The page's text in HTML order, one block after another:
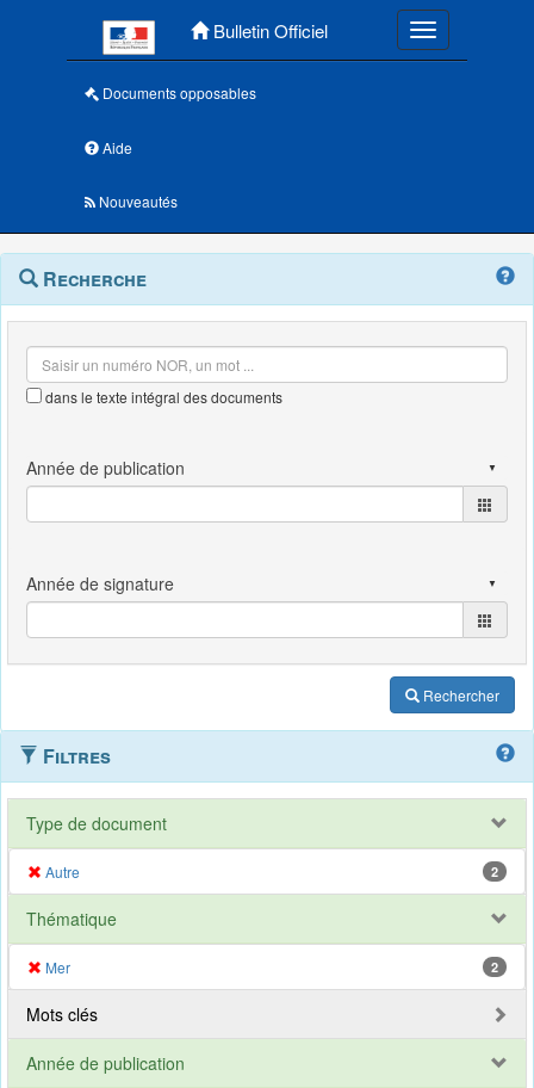
Bulletin Officiel Toggle
Documents opposables
Aide
Nouveautés
Navigation
outils
Menu
contextuel
Recherche
dans le texte intégral des documents
Rechercher
Filtres
Type de document
Autre 2
Thématique
Mer 2
Mots clés
Année de publication